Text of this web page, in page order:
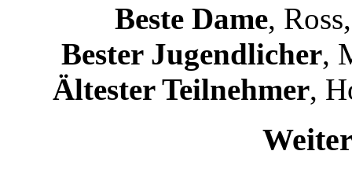
Beste Dame,
Bester Jugendlicher,
Ältester Teilnehmer,